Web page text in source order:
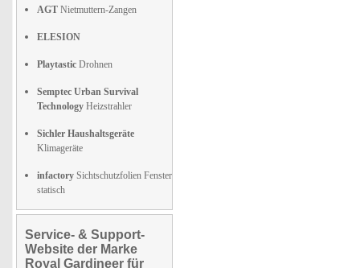
AGT Nietmuttern-Zangen
ELESION
Playtastic Drohnen
Semptec Urban Survival
Technology Heizstrahler
Sichler Haushaltsgeräte
Klimageräte
infactory Sichtschutzfolien Fenster
statisch
Service- & Support-
Website der Marke
Royal Gardineer für